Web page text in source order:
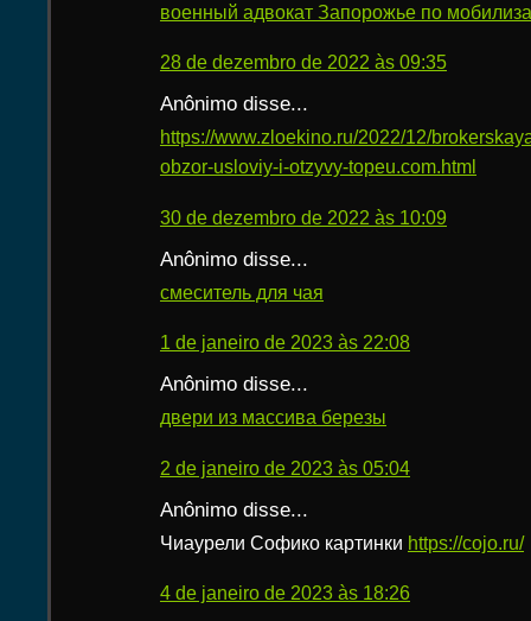
военный адвокат Запорожье по
28 de dezembro de 2022 às 09:35
Anônimo disse...
https://www.zloekino.ru/2022/12/
obzor-usloviy-i-otzyvy-topeu.com.html
30 de dezembro de 2022 às 10:09
Anônimo disse...
смеситель для чая
1 de janeiro de 2023 às 22:08
Anônimo disse...
двери из массива березы
2 de janeiro de 2023 às 05:04
Anônimo disse...
Чиаурели Софико картинки https://cojo.ru/
4 de janeiro de 2023 às 18:26